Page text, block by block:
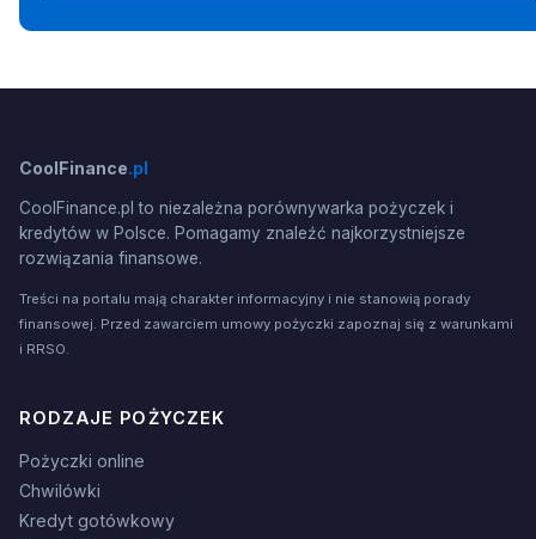
CoolFinance.pl
CoolFinance.pl to niezależna porównywarka pożyczek i
kredytów w Polsce. Pomagamy znaleźć najkorzystniejsze
rozwiązania finansowe.
Treści na portalu mają charakter informacyjny i nie stanowią porady
finansowej. Przed zawarciem umowy pożyczki zapoznaj się z warunkami
i RRSO.
RODZAJE POŻYCZEK
Pożyczki online
Chwilówki
Kredyt gotówkowy